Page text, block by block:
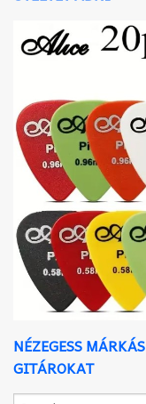
NÉZEGESS MÁRKÁS
GITÁROKAT